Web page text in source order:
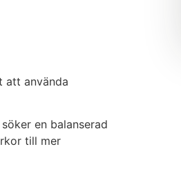
att använda
en balanserad
till mer